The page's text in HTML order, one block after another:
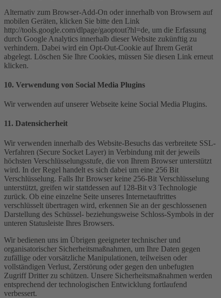
Alternativ zum Browser-Add-On oder innerhalb von Browsern auf
mobilen Geräten, klicken Sie bitte den Link
http://tools.google.com/dlpage/gaoptout?hl=de, um die Erfassung
durch Google Analytics innerhalb dieser Website zukünftig zu
verhindern. Dabei wird ein Opt-Out-Cookie auf Ihrem Gerät
abgelegt. Löschen Sie Ihre Cookies, müssen Sie diesen Link erneut
klicken.
10. Verwendung von Social Media Plugins
Wir verwenden auf unserer Webseite keine Social Media Plugins.
11. Datensicherheit
Wir verwenden innerhalb des Website-Besuchs das verbreitete SSL-
Verfahren (Secure Socket Layer) in Verbindung mit der jeweils
höchsten Verschlüsselungsstufe, die von Ihrem Browser unterstützt
wird. In der Regel handelt es sich dabei um eine 256 Bit
Verschlüsselung. Falls Ihr Browser keine 256-Bit Verschlüsselung
unterstützt, greifen wir stattdessen auf 128-Bit v3 Technologie
zurück. Ob eine einzelne Seite unseres Internetauftrittes
verschlüsselt übertragen wird, erkennen Sie an der geschlossenen
Darstellung des Schüssel- beziehungsweise Schloss-Symbols in der
unteren Statusleiste Ihres Browsers.
Wir bedienen uns im Übrigen geeigneter technischer und
organisatorischer Sicherheitsmaßnahmen, um Ihre Daten gegen
zufällige oder vorsätzliche Manipulationen, teilweisen oder
vollständigen Verlust, Zerstörung oder gegen den unbefugten
Zugriff Dritter zu schützen. Unsere Sicherheitsmaßnahmen werden
entsprechend der technologischen Entwicklung fortlaufend
verbessert.